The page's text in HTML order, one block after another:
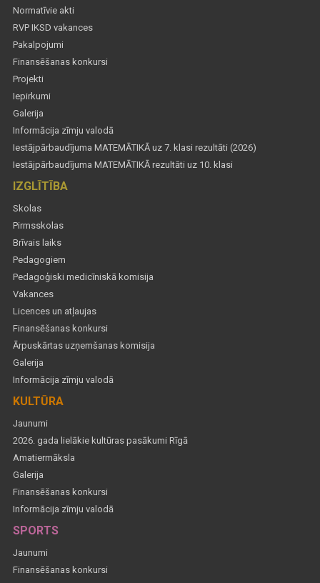
Normatīvie akti
RVP IKSD vakances
Pakalpojumi
Finansēšanas konkursi
Projekti
Iepirkumi
Galerija
Informācija zīmju valodā
Iestājpārbaudījuma MATEMĀTIKĀ uz 7. klasi rezultāti (2026)
Iestājpārbaudījuma MATEMĀTIKĀ rezultāti uz 10. klasi
IZGLĪTĪBA
Skolas
Pirmsskolas
Brīvais laiks
Pedagogiem
Pedagoģiski medicīniskā komisija
Vakances
Licences un atļaujas
Finansēšanas konkursi
Ārpuskārtas uzņemšanas komisija
Galerija
Informācija zīmju valodā
KULTŪRA
Jaunumi
2026. gada lielākie kultūras pasākumi Rīgā
Amatiermāksla
Galerija
Finansēšanas konkursi
Informācija zīmju valodā
SPORTS
Jaunumi
Finansēšanas konkursi